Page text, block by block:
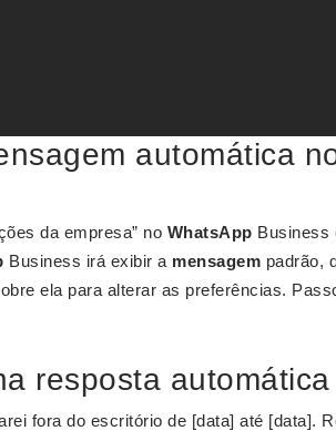
automática
da empresa” no WhatsApp Business
Business irá exibir a mensagem padrão,
ela para alterar as preferências.
resposta
fora do escritório de [data] até [data].